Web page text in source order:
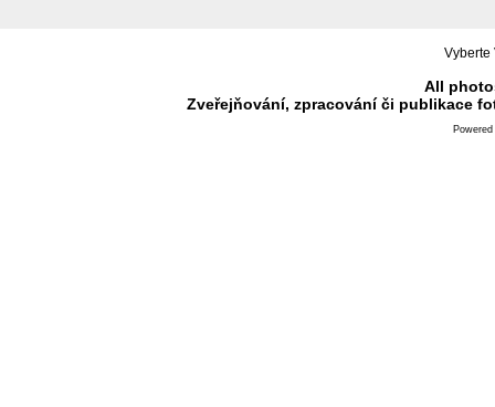
Vyberte
All
Zveřejňování, zpracování či publikace